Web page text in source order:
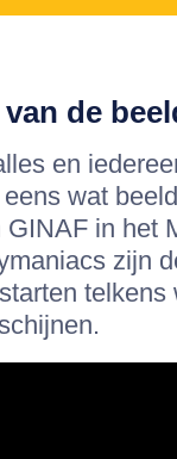
de
en
wat
in het
zijn